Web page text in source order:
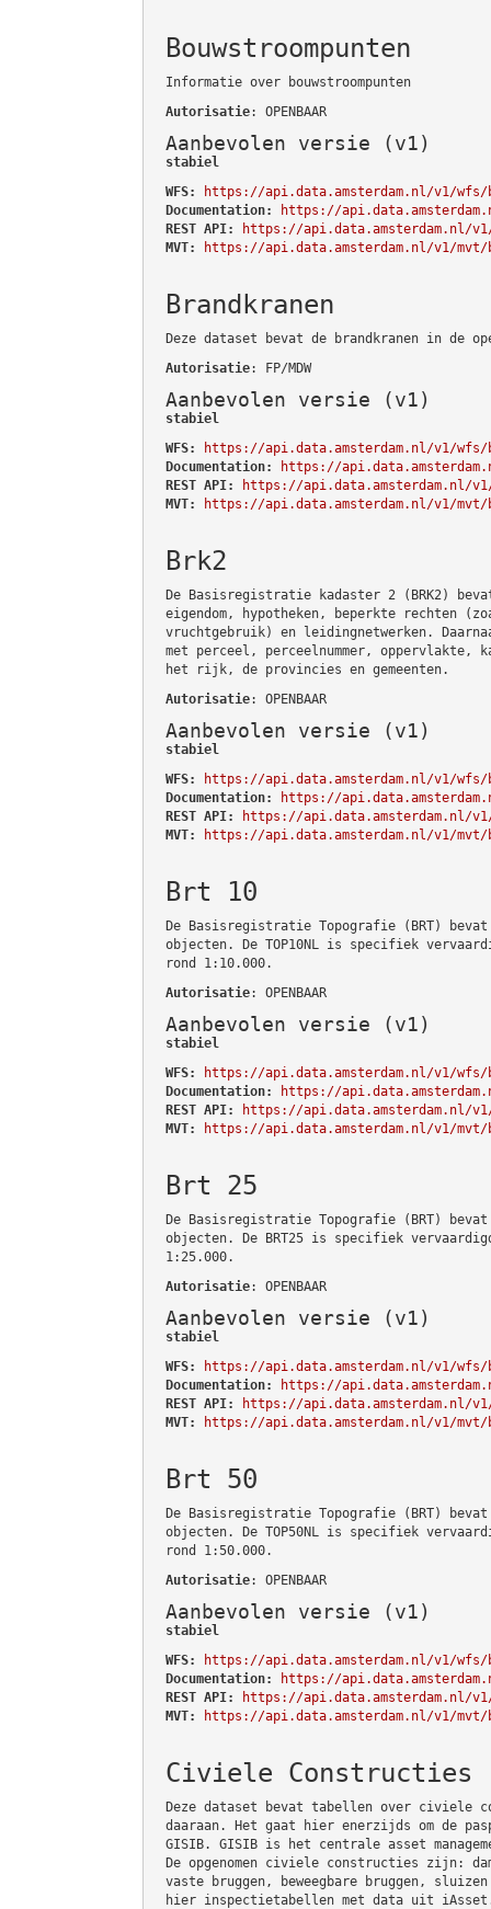
Bouwstroompunten
Informatie over bouwstroompunten
Autorisatie: OPENBAAR
Aanbevolen versie (v1)
stabiel
WFS:
https://api.data.amsterdam.nl/v1/wfs/
Documentation:
https://
REST API:
https://api.data.amsterdam.nl/v1/
MVT:
https://api.data.amsterdam.nl/v1/mvt/
Brandkranen
Deze dataset bevat de brandkranen in de
Autorisatie: FP/MDW
Aanbevolen versie (v1)
stabiel
WFS:
https://api.data.amsterdam.nl/v1/wfs/
Documentation:
https://
REST API:
https://api.data.amsterdam.nl/
MVT:
https://api.data.amsterdam.nl/v1/mvt/
Brk2
De Basisregistratie kadaster 2 (BRK2)
eigendom, hypotheken, beperkte rechten
vruchtgebruik) en leidingnetwerken.
met perceel, perceelnummer, oppervlakte,
het rijk, de provincies en gemeenten.
Autorisatie: OPENBAAR
Aanbevolen versie (v1)
stabiel
WFS:
https://api.data.amsterdam.nl/v1/wfs/
Documentation:
https://
REST API:
https://api.data.amsterdam.nl/
MVT:
https://api.data.amsterdam.nl/v1/mvt/
Brt 10
De Basisregistratie Topografie (BRT)
objecten. De TOP10NL is specifiek
rond 1:10.000.
Autorisatie: OPENBAAR
Aanbevolen versie (v1)
stabiel
WFS:
https://api.data.amsterdam.nl/v1/wfs/
Documentation:
https://
REST API:
https://api.data.amsterdam.nl/
MVT:
https://api.data.amsterdam.nl/v1/mvt/
Brt 25
De Basisregistratie Topografie (BRT)
objecten. De BRT25 is specifiek
1:25.000.
Autorisatie: OPENBAAR
Aanbevolen versie (v1)
stabiel
WFS:
https://api.data.amsterdam.nl/v1/wfs/
Documentation:
https://
REST API:
https://api.data.amsterdam.nl/
MVT:
https://api.data.amsterdam.nl/v1/mvt/
Brt 50
De Basisregistratie Topografie (BRT)
objecten. De TOP50NL is specifiek
rond 1:50.000.
Autorisatie: OPENBAAR
Aanbevolen versie (v1)
stabiel
WFS:
https://api.data.amsterdam.nl/v1/wfs/
Documentation:
https://
REST API:
https://api.data.amsterdam.nl/
MVT:
https://api.data.amsterdam.nl/v1/mvt/
Civiele Constructies
Deze dataset bevat tabellen over civiele
daaraan. Het gaat hier enerzijds om de
GISIB. GISIB is het centrale asset
De opgenomen civiele constructies zijn:
vaste bruggen, beweegbare bruggen,
hier inspectietabellen met data uit